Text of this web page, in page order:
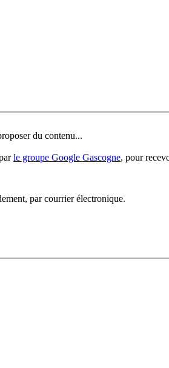
du contenu...
le groupe Google Gascogne, pour
par courrier électronique.